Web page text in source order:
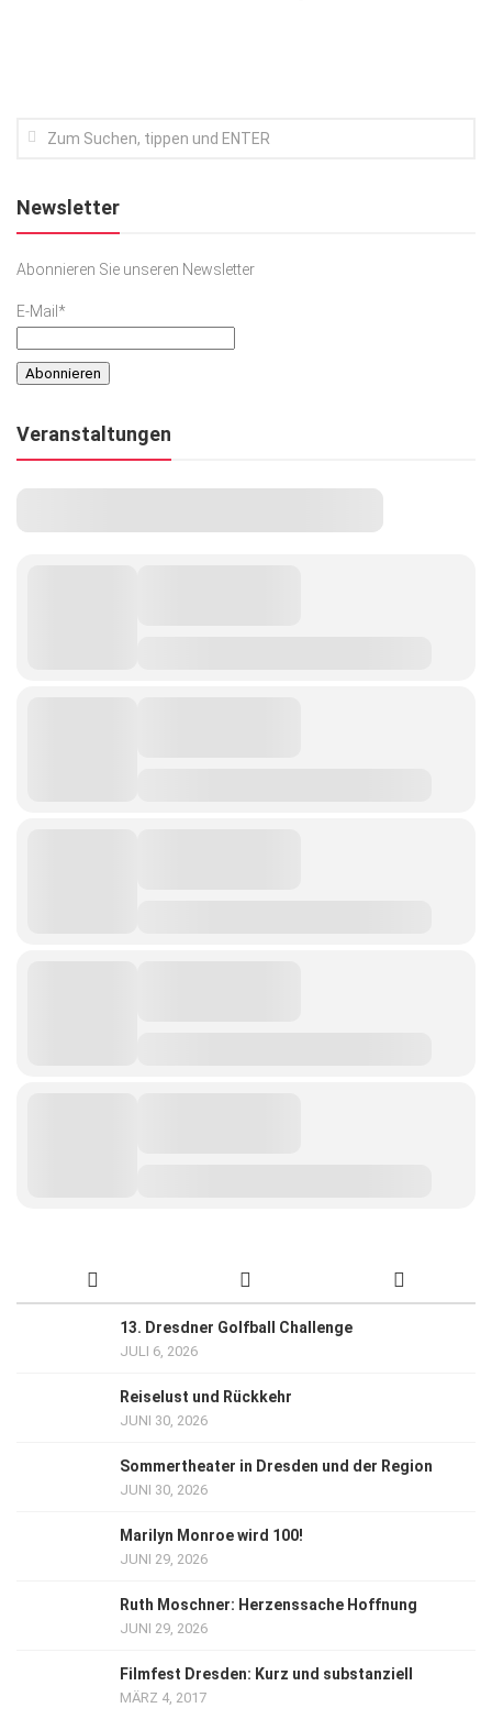
Newsletter
Abonnieren Sie unseren Newsletter
E-Mail*
Veranstaltungen
13. Dresdner Golfball Challenge
JULI 6, 2026
Reiselust und Rückkehr
JUNI 30, 2026
Sommertheater in Dresden und der Region
JUNI 30, 2026
Marilyn Monroe wird 100!
JUNI 29, 2026
Ruth Moschner: Herzenssache Hoffnung
JUNI 29, 2026
Filmfest Dresden: Kurz und substanziell
MÄRZ 4, 2017